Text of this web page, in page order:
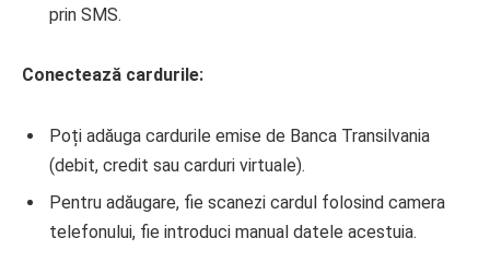
prin SMS.
Conectează cardurile:
Poți adăuga cardurile emise de Banca Transilvania
(debit, credit sau carduri virtuale).
Pentru adăugare, fie scanezi cardul folosind camera
telefonului, fie introduci manual datele acestuia.